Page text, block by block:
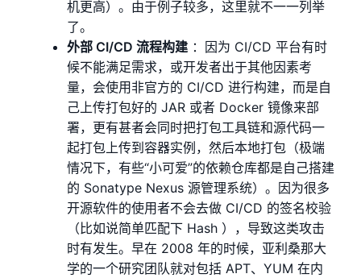
机更高）。由于例子较多，这里就不一一列举
了。
外部 CI/CD 流程构建：因为 CI/CD 平台有时
候不能满足需求，或开发者出于其他因素考
量，会使用非官方的 CI/CD 进行构建，而是自
己上传打包好的 JAR 或者 Docker 镜像来部
署，更有甚者会同时把打包工具链和源代码一
起打包上传到容器实例，然后本地打包（极端
情况下，有些“小可爱”的依赖仓库都是自己搭建
的 Sonatype Nexus 源管理系统）。因为很多
开源软件的使用者不会去做 CI/CD 的签名校验
（比如说简单匹配下 Hash ），导致这类攻击
时有发生。早在 2008 年的时候，亚利桑那大
学的一个研究团队就对包括 APT、YUM 在内